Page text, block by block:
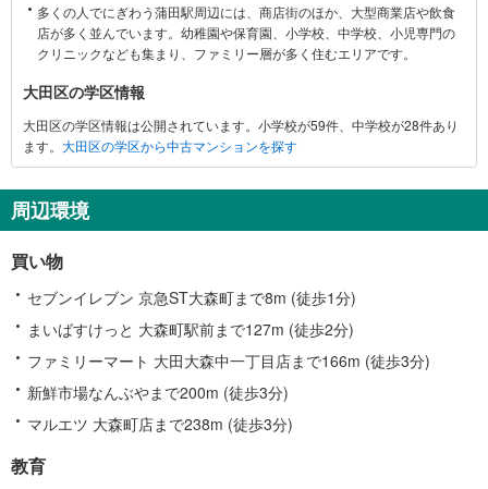
情
多くの人でにぎわう蒲田駅周辺には、商店街のほか、大型商業店や飲食
店が多く並んでいます。幼稚園や保育園、小学校、中学校、小児専門の
クリニックなども集まり、ファミリー層が多く住むエリアです。
大田区の学区情報
大田区の学区情報は公開されています。小学校が59件、中学校が28件あり
ます。 大田区の学区から中古マンションを探す
周辺環境
買い物
セブンイレブン 京急ST大森町まで8m (徒歩1分)
まいばすけっと 大森町駅前まで127m (徒歩2分)
ファミリーマート 大田大森中一丁目店まで166m (徒歩3分)
新鮮市場なんぶやまで200m (徒歩3分)
マルエツ 大森町店まで238m (徒歩3分)
教育